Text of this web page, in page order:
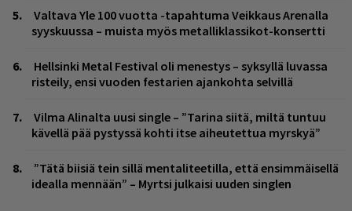
Valtava Yle 100 vuotta -tapahtuma Veikkaus Arenalla
syyskuussa – muista myös metalliklassikot-konsertti
Hellsinki Metal Festival oli menestys – syksyllä luvassa
risteily, ensi vuoden festarien ajankohta selvillä
Vilma Alinalta uusi single – ”Tarina siitä, miltä tuntuu
kävellä pää pystyssä kohti itse aiheutettua myrskyä”
”Tätä biisiä tein sillä mentaliteetilla, että ensimmäisellä
idealla mennään” – Myrtsi julkaisi uuden singlen